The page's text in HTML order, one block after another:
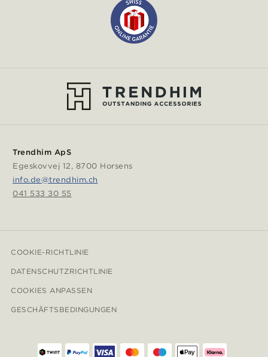
Trendhim ApS
Egeskovvej 12, 8700 Horsens
info.de@trendhim.ch
041 533 30 55
COOKIE-RICHTLINIE
DATENSCHUTZRICHTLINIE
COOKIES ANPASSEN
GESCHÄFTSBEDINGUNGEN